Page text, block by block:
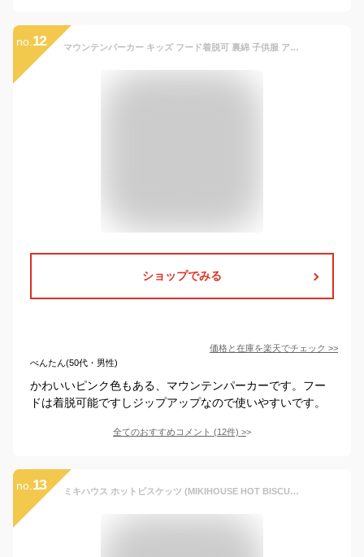
no. 12 マウンテンパーカー キッズ フード着脱可 裏綿 子供服 アウトドアウェア ウィンドブレーカー フードジップ ジャケット パーカー ジャンパー ブルゾン 上着 ジュニア ベビー アウター トップス
ショップでみる
価格と在庫を楽天でチェック >>
べんたん(50代・男性)
かわいいピンク色もある、マウンテンパーカーです。フー
ドは着脱可能ですしジップアップなので使いやすいです。
全てのおすすめコメント (12件) >
no. 13 ミキハウス ホットビスケッツ (MIKIHOUSE HOT BISCUITS) ウインドブレーカー 71-3701-975 90cm カーキ